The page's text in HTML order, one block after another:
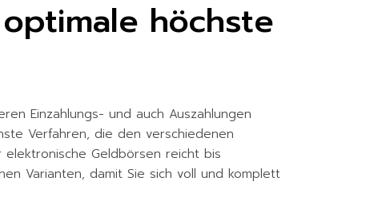
höchste
Einzahlungs- und auch Auszahlungen
Verfahren, die den verschiedenen
elektronische Geldbörsen reicht bis
Varianten, damit Sie sich voll und komplett